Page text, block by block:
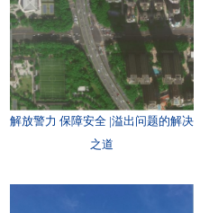
解放警力 保障安全 |溢出问题的解决
之道